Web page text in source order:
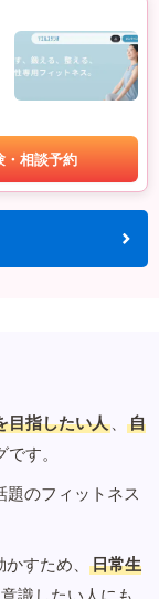
・相談予約
目指したい人 、
自
す。
題のフィットネス
すため、
日常生